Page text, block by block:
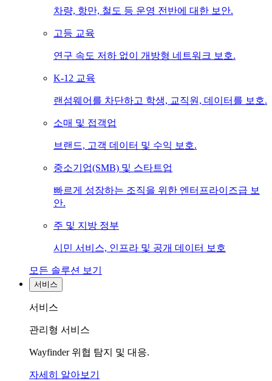
차량, 항만, 철도 등 운영 전반에 대한 보안.
고등 교육
연구 속도 저하 없이 개방형 네트워크 보호.
K-12 교육
랜섬웨어를 차단하고 학생, 교직원, 데이터를 보호.
소매 및 접객업
브랜드, 고객 데이터 및 수익 보호.
중소기업(SMB) 및 스타트업
빠르게 성장하는 조직을 위한 엔터프라이즈급 보
안.
주 및 지방 정부
시민 서비스, 인프라 및 공개 데이터 보호
모든 솔루션 보기
서비스
서비스
관리형 서비스
Wayfinder 위협 탐지 및 대응.
자세히 알아보기